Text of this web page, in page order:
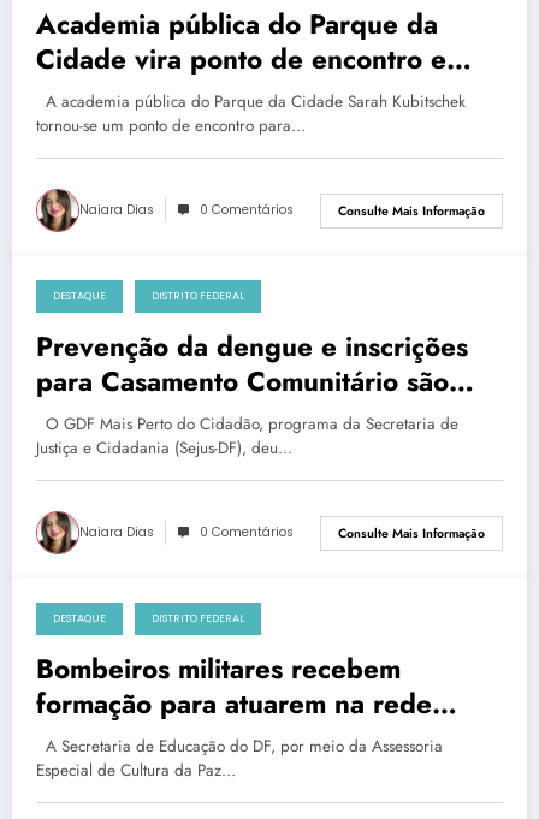
Academia pública do Parque da
Cidade vira ponto de encontro e
saúde para brasilienses
A academia pública do Parque da Cidade Sarah Kubitschek
tornou-se um ponto de encontro para…
Naiara Dias 0 Comentários Consulte Mais Informação
sábado, 11 de janeiro de 2025
DESTAQUE DISTRITO FEDERAL
Prevenção da dengue e inscrições
para Casamento Comunitário são
destaques na primeira edição do
GDF Mais Perto do Cidadão em
Sobradinho
O GDF Mais Perto do Cidadão, programa da Secretaria de
Justiça e Cidadania (Sejus-DF), deu…
Naiara Dias 0 Comentários Consulte Mais Informação
sábado, 11 de janeiro de 2025
DESTAQUE DISTRITO FEDERAL
Bombeiros militares recebem
formação para atuarem na rede
pública de ensino
A Secretaria de Educação do DF, por meio da Assessoria
Especial de Cultura da Paz…